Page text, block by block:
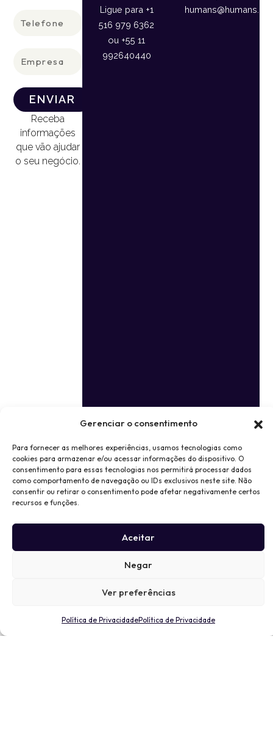
Gerenciar o consentimento
Para fornecer as melhores experiências, usamos tecnologias como
cookies para armazenar e/ou acessar informações do dispositivo. O
consentimento para essas tecnologias nos permitirá processar dados
como comportamento de navegação ou IDs exclusivos neste site. Não
consentir ou retirar o consentimento pode afetar negativamente certos
recursos e funções.
Aceitar
Negar
Ver preferências
Política de PrivacidadePolítica de Privacidade
ENVIAR
Receba
informações
que vão ajudar
o seu negócio.
Ligue para +1
516 979 6362
ou +55 11
992640440